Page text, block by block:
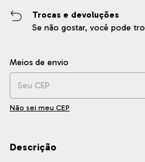
Trocas e devoluções
Se não gostar, você pode
Entregas para o CEP:
Meios de envio
Não sei meu CEP
Descrição